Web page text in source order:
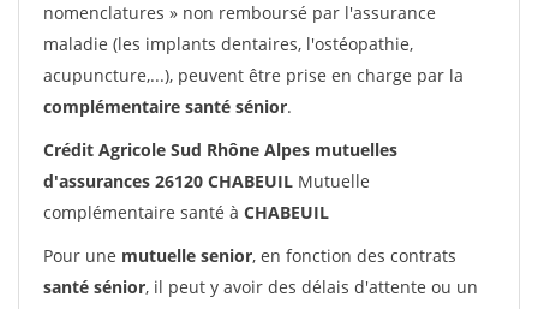
nomenclatures » non remboursé par l'assurance
maladie (les implants dentaires, l'ostéopathie,
acupuncture,...), peuvent être prise en charge par la
complémentaire santé sénior.
Crédit Agricole Sud Rhône Alpes mutuelles
d'assurances 26120 CHABEUIL Mutuelle
complémentaire santé à CHABEUIL
Pour une mutuelle senior, en fonction des contrats
santé sénior, il peut y avoir des délais d'attente ou un